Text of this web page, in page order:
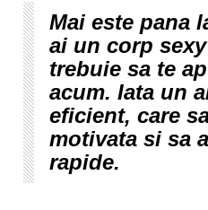
Mai este pana
ai un corp
trebuie sa te
acum. Iata un
eficient, care
motivata si sa
rapide.